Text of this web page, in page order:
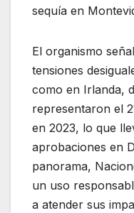
sequía en
El organismo
tensiones
como en Irlanda,
representaron el
en 2023, lo que
aprobaciones en
panorama,
un uso
a atender sus